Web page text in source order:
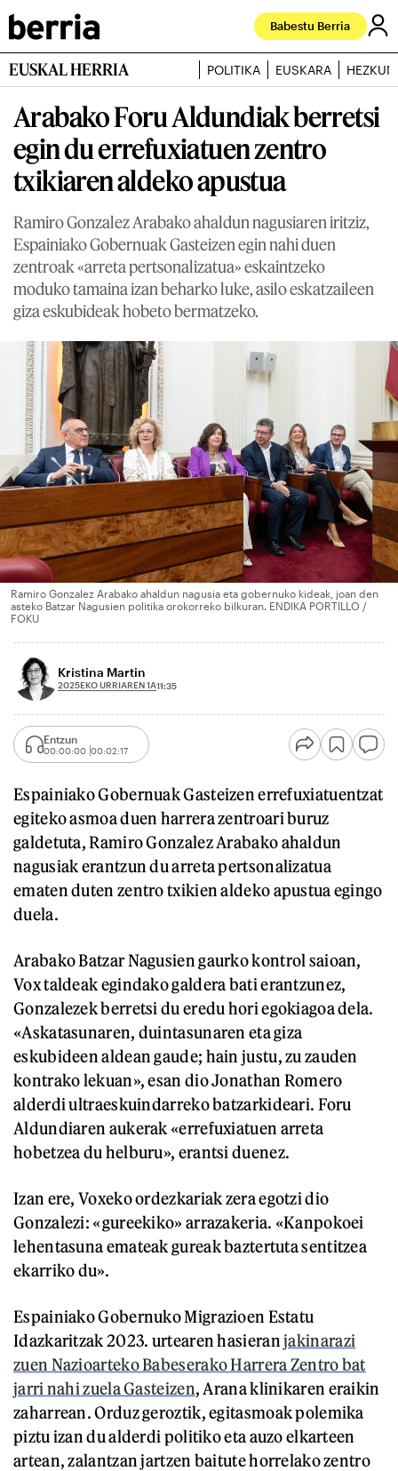
Babestu Berria
EUSKAL HERRIA POLITIKA EUSKARA
Arabako Foru Aldundiak berretsi
egin du errefuxiatuen zentro
txikiaren aldeko apustua
Ramiro Gonzalez Arabako ahaldun nagusiaren iritziz,
Espainiako Gobernuak Gasteizen egin nahi duen
zentroak «arreta pertsonalizatua» eskaintzeko
moduko tamaina izan beharko luke, asilo eskatzaileen
giza eskubideak hobeto bermatzeko.
Ramiro Gonzalez Arabako ahaldun nagusia eta gobernuko kideak, joan den
asteko Batzar Nagusien politika orokorreko bilkuran. ENDIKA PORTILLO /
FOKU
Kristina Martin
2025EKO URRIAREN 1A11:35
Entzun
00:00:00 00:02:17
Espainiako Gobernuak Gasteizen errefuxiatuentzat
egiteko asmoa duen harrera zentroari buruz
galdetuta, Ramiro Gonzalez Arabako ahaldun
nagusiak erantzun du arreta pertsonalizatua
ematen duten zentro txikien aldeko apustua egingo
duela.
Arabako Batzar Nagusien gaurko kontrol saioan,
Vox taldeak egindako galdera bati erantzunez,
Gonzalezek berretsi du eredu hori egokiagoa dela.
«Askatasunaren, duintasunaren eta giza
eskubideen aldean gaude; hain justu, zu zauden
kontrako lekuan», esan dio Jonathan Romero
alderdi ultraeskuindarreko batzarkideari. Foru
Aldundiaren aukerak «errefuxiatuen arreta
hobetzea du helburu», erantsi duenez.
Izan ere, Voxeko ordezkariak zera egotzi dio
Gonzalezi: «gureekiko» arrazakeria. «Kanpokoei
lehentasuna emateak gureak baztertuta sentitzea
ekarriko du».
Espainiako Gobernuko Migrazioen Estatu
Idazkaritzak 2023. urtearen hasieranjakinarazi
zuen Nazioarteko Babeserako Harrera Zentro bat
jarri nahi zuela Gasteizen, Arana klinikaren eraikin
zaharrean. Orduz geroztik, egitasmoak polemika
piztu izan du alderdi politiko eta auzo elkarteen
artean, zalantzan jartzen baitute horrelako zentro